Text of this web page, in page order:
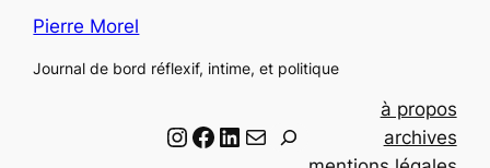
Pierre Morel
Journal de bord réflexif, intime, et politique
Instagram Facebook LinkedIn Email
à propos
archives